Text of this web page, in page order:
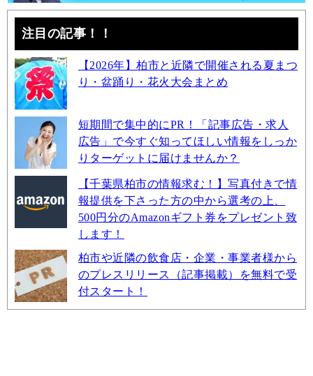
注目の記事！！
【2026年】柏市と近隣で開催される夏まつ
り・盆踊り・花火大会まとめ
短期間で集中的にPR！「記事広告・求人
広告」で今すぐ知ってほしい情報をしっか
りターゲットに届けませんか？
【千葉県柏市の情報求む！】写真付きで情
報提供を下さった方の中から選考の上、
500円分のAmazonギフト券をプレゼント致
します！
柏市や近隣の飲食店・企業・事業者様から
のプレスリリース（記事掲載）を無料で受
付スタート！